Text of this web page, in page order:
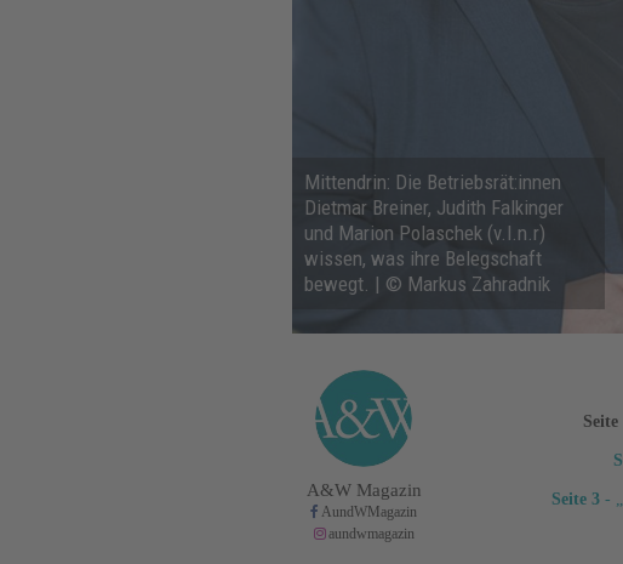
Mittendrin: Die Betriebsrät:innen
Dietmar Breiner, Judith Falkinger
und Marion Polaschek (v.l.n.r)
wissen, was ihre Belegschaft
bewegt. | © Markus Zahradnik
A&W Magazin
AundWMagazin
aundwmagazin
Seite
Seite 3 -